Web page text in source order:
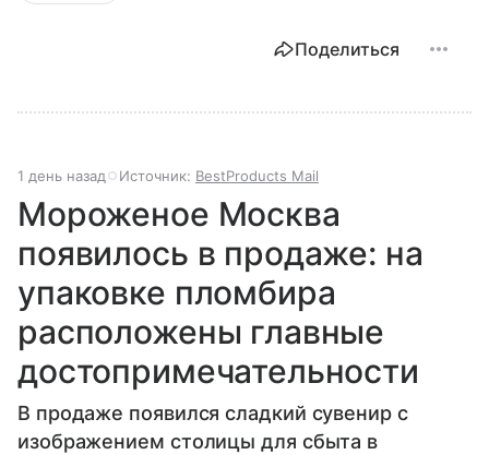
Поделиться
1 день назад Источник: BestProducts Mail
Мороженое Москва
появилось в продаже: на
упаковке пломбира
расположены главные
достопримечательности
В продаже появился сладкий сувенир с
изображением столицы для сбыта в